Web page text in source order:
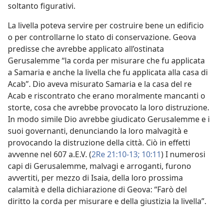
soltanto figurativi.
La livella poteva servire per costruire bene un edificio
o per controllarne lo stato di conservazione. Geova
predisse che avrebbe applicato all’ostinata
Gerusalemme “la corda per misurare che fu applicata
a Samaria e anche la livella che fu applicata alla casa di
Acab”. Dio aveva misurato Samaria e la casa del re
Acab e riscontrato che erano moralmente mancanti o
storte, cosa che avrebbe provocato la loro distruzione.
In modo simile Dio avrebbe giudicato Gerusalemme e i
suoi governanti, denunciando la loro malvagità e
provocando la distruzione della città. Ciò in effetti
avvenne nel 607 a.E.V. (2Re 21:10-13; 10:11) I numerosi
capi di Gerusalemme, malvagi e arroganti, furono
avvertiti, per mezzo di Isaia, della loro prossima
calamità e della dichiarazione di Geova: “Farò del
diritto la corda per misurare e della giustizia la livella”.